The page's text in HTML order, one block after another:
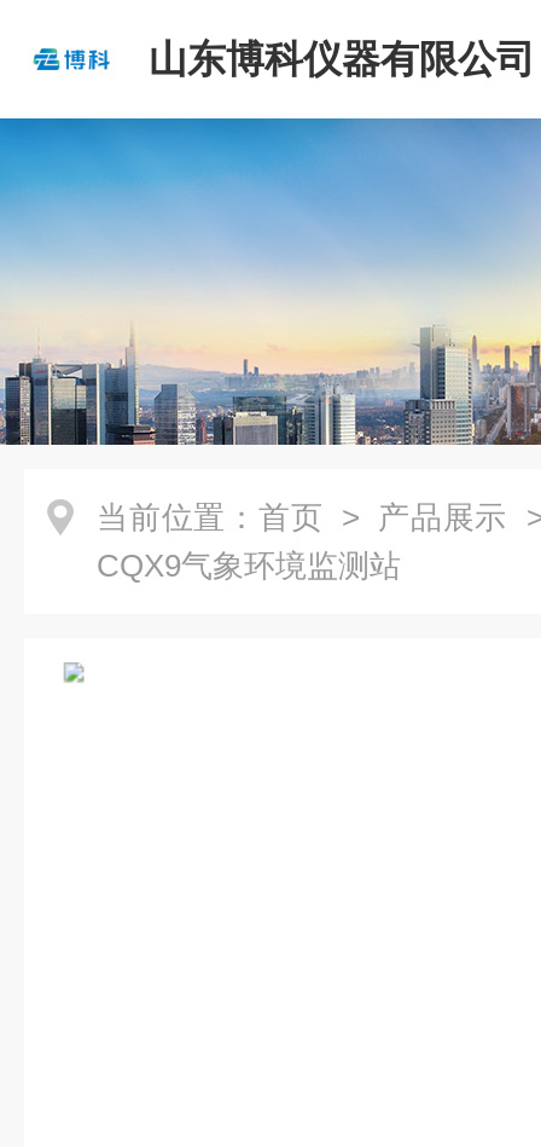
山东博科仪器有限公司
当前位置： 首页 > 产品展示
CQX9气象环境监测站